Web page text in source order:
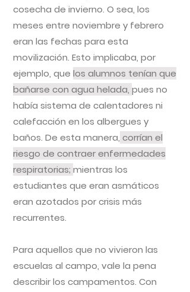
cosecha de invierno. O sea, los
meses entre noviembre y febrero
eran las fechas para esta
movilización. Esto implicaba, por
ejemplo, que los alumnos tenían que
bañarse con agua helada, pues no
había sistema de calentadores ni
calefacción en los albergues y
baños. De esta manera, corrían el
riesgo de contraer enfermedades
respiratorias; mientras los
estudiantes que eran asmáticos
eran azotados por crisis más
recurrentes.
Para aquellos que no vivieron las
escuelas al campo, vale la pena
describir los campamentos. Con